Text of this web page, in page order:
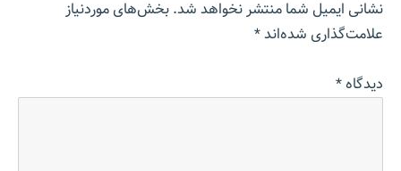
نشانی ایمیل شما منتشر نخواهد شد.بخش‌های موردنیاز
علامت‌گذاری شده‌اند*
دیدگاه*